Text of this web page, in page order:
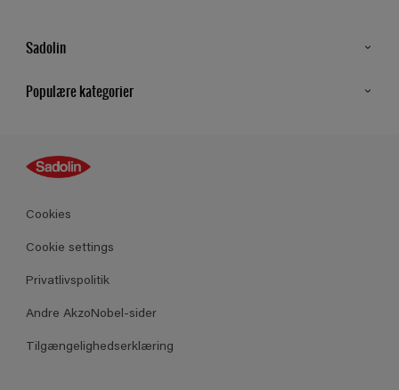
Sadolin
Populære kategorier
Farver
Produkter
Cookies
Cookie settings
Privatlivspolitik
Andre AkzoNobel-sider
Tilgængelighedserklæring